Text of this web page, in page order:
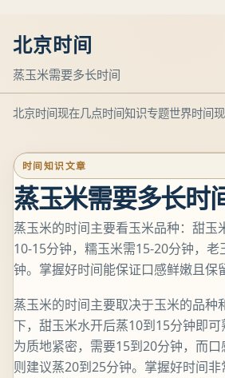
北京时间
蒸玉米需要多长时间
北京时间现在几点时间知识专题世界时间
时间知识文章
蒸玉米需要多长时
蒸玉米的时间主要看玉米品种：甜玉
10-15分钟，糯玉米需15-20分钟，老
钟。掌握好时间能保证口感鲜嫩且保
蒸玉米的时间主要取决于玉米的品种
下，甜玉米水开后蒸10到15分钟即
为质地紧密，需要15到20分钟，而
则建议蒸20到25分钟。掌握好时间